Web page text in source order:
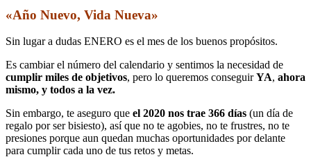
«Año Nuevo, Vida Nueva»
Sin lugar a dudas ENERO es el mes de los buenos propósitos.
Es cambiar el número del calendario y sentimos la necesidad de
cumplir miles de objetivos, pero lo queremos conseguirYA, ahora
mismo, y todos a la vez.
Sin embargo, te aseguro que el 2020 nos trae 366 días (un día de
regalo por ser bisiesto), así que no te agobies, no te frustres, no te
presiones porque aun quedan muchas oportunidades por delante
para cumplir cada uno de tus retos y metas.